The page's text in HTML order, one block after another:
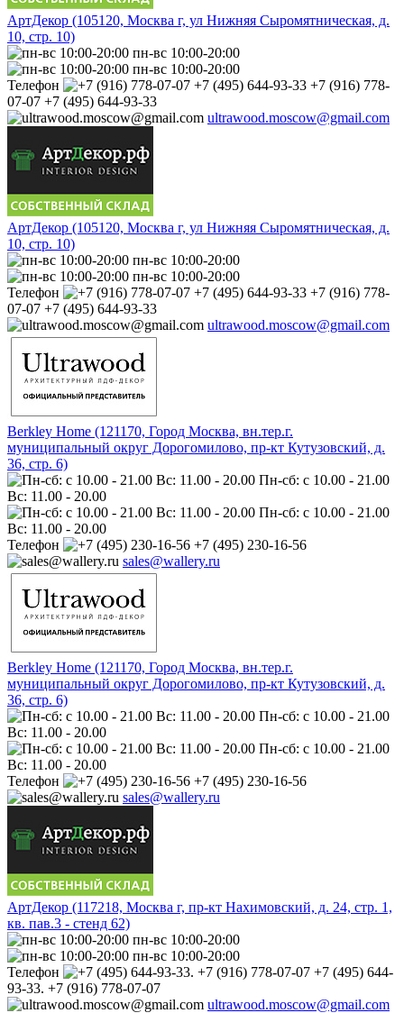
АртДекор (105120, Москва г, ул Нижняя Сыромятническая, д.
10, стр. 10)
пн-вс 10:00-20:00
пн-вс 10:00-20:00
Телефон
+7 (916) 778-
07-07 +7 (495) 644-93-33
ultrawood.moscow@gmail.com
АртДекор (105120, Москва г, ул Нижняя Сыромятническая, д.
10, стр. 10)
пн-вс 10:00-20:00
пн-вс 10:00-20:00
Телефон
+7 (916) 778-
07-07 +7 (495) 644-93-33
ultrawood.moscow@gmail.com
Berkley Home (121170, Город Москва, вн.тер.г.
муниципальный округ Дорогомилово, пр-кт Кутузовский, д.
36, стр. 6)
Пн-сб: с 10.00 - 21.00
Вс: 11.00 - 20.00
Пн-сб: с 10.00 - 21.00
Вс: 11.00 - 20.00
Телефон
+7 (495) 230-16-56
sales@wallery.ru
Berkley Home (121170, Город Москва, вн.тер.г.
муниципальный округ Дорогомилово, пр-кт Кутузовский, д.
36, стр. 6)
Пн-сб: с 10.00 - 21.00
Вс: 11.00 - 20.00
Пн-сб: с 10.00 - 21.00
Вс: 11.00 - 20.00
Телефон
+7 (495) 230-16-56
sales@wallery.ru
АртДекор (117218, Москва г, пр-кт Нахимовский, д. 24, стр. 1,
кв. пав.3 - стенд 62)
пн-вс 10:00-20:00
пн-вс 10:00-20:00
Телефон
+7 (495) 644-
93-33. +7 (916) 778-07-07
ultrawood.moscow@gmail.com